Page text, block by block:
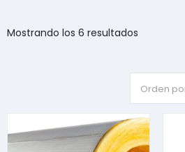
Mostrando los 6 resultados